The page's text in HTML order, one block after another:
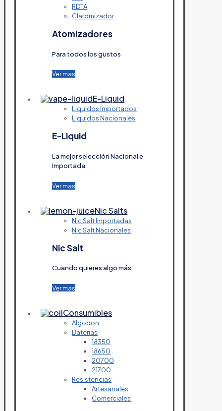
RDTA
Claromizador
Atomizadores
Para todos los gustos
Ver mas
E-Liquid
Liquidos Importados
Liquidos Nacionales
E-Liquid
La mejor selección Nacional e
Importada
Ver mas
Nic Salts
Nic Salt Importadas
Nic Salt Nacionales
Nic Salt
Cuando quieres algo más
Ver mas
Consumibles
Algodon
Baterias
18350
18650
20700
21700
Resistencias
Artesanales
Comerciales